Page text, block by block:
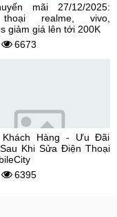
mãi 27/12/2025:
realme, vivo,
giảm giá lên tới 200K
6673
Hàng - Ưu Đãi
Khi Sửa Điện Thoại
6395